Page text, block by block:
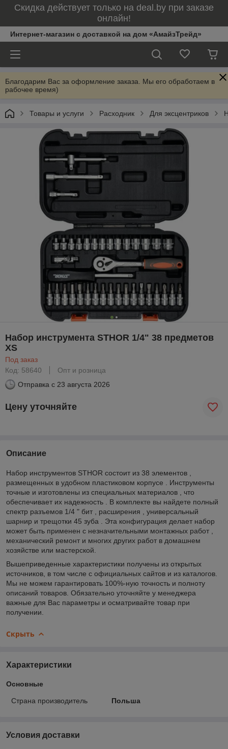
Скидка действует только на deal.by при заказе
онлайн!
Интернет-магазин с доставкой на дом «АмайзТрейд»
Благодарим Вас за оформление заказа. Мы его обработаем в
рабочее время)
Товары и услуги Расходник Для эксцентриков
Набор инструмента STHOR 1/4" 38 предметов
XS
Под заказ
Код: 58640
Опт и розница
Отправка с 23 августа 2026
Цену уточняйте
Описание
Набор инструментов STHOR состоит из 38 элементов ,
размещенных в удобном пластиковом корпусе . Инструменты
точные и изготовлены из специальных материалов , что
обеспечивает их надежность . В комплекте вы найдете полный
спектр разъемов 1/4 " бит , расширения , универсальный
шарнир и трещотки 45 зуба . Эта конфигурация делает набор
может быть применен с незначительными монтажных работ ,
механический ремонт и многих других работ в домашнем
хозяйстве или мастерской.
Вышеприведенные характеристики получены из открытых
источников, в том числе с официальных сайтов и из каталогов.
Мы не можем гарантировать 100%-ную точность и полноту
описаний товаров. Обязательно уточняйте у менеджера
важные для Вас параметры и осматривайте товар при
получении.
Скрыть
Характеристики
Основные
Страна производитель Польша
Условия доставки